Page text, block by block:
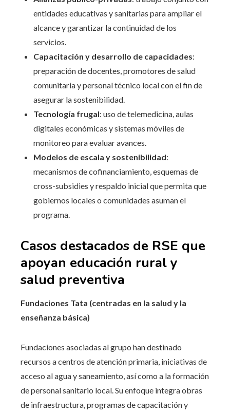
entidades educativas y sanitarias para ampliar el
alcance y garantizar la continuidad de los
servicios.
Capacitación y desarrollo de capacidades:
preparación de docentes, promotores de salud
comunitaria y personal técnico local con el fin de
asegurar la sostenibilidad.
Tecnología frugal: uso de telemedicina, aulas
digitales económicas y sistemas móviles de
monitoreo para evaluar avances.
Modelos de escala y sostenibilidad:
mecanismos de cofinanciamiento, esquemas de
cross-subsidies y respaldo inicial que permita que
gobiernos locales o comunidades asuman el
programa.
Casos destacados de RSE que
apoyan educación rural y
salud preventiva
Fundaciones Tata (centradas en la salud y la
enseñanza básica)
Fundaciones asociadas al grupo han destinado
recursos a centros de atención primaria, iniciativas de
acceso al agua y saneamiento, así como a la formación
de personal sanitario local. Su enfoque integra obras
de infraestructura, programas de capacitación y